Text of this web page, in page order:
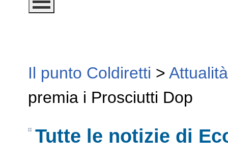
Il punto Coldiretti > Attualità
premia i Prosciutti Dop
Tutte le notizie di